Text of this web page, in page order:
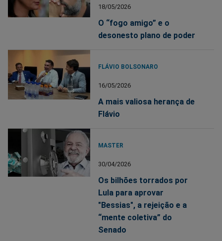
18/05/2026
O “fogo amigo” e o
desonesto plano de poder
FLÁVIO BOLSONARO
16/05/2026
A mais valiosa herança de
Flávio
MASTER
30/04/2026
Os bilhões torrados por
Lula para aprovar
"Bessias", a rejeição e a
“mente coletiva” do
Senado